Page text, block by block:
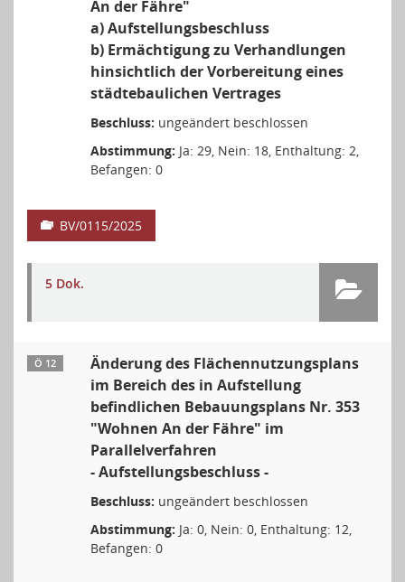
An der Fähre"
a) Aufstellungsbeschluss
b) Ermächtigung zu Verhandlungen
hinsichtlich der Vorbereitung eines
städtebaulichen Vertrages
Beschluss: ungeändert beschlossen
Abstimmung: Ja: 29, Nein: 18, Enthaltung: 2,
Befangen: 0
BV/0115/2025
5 Dok.
Ö 12
Änderung des Flächennutzungsplans
im Bereich des in Aufstellung
befindlichen Bebauungsplans Nr. 353
"Wohnen An der Fähre" im
Parallelverfahren
- Aufstellungsbeschluss -
Beschluss: ungeändert beschlossen
Abstimmung: Ja: 0, Nein: 0, Enthaltung: 12,
Befangen: 0